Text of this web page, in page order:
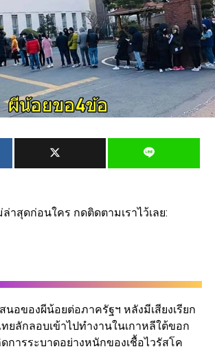
าสุดก่อนใคร กดติดตามเราไว้เลย:
นอของผีน้อยต่อภาครัฐฯ หลังมีเสียงเรียก
ทยลักลอบเข้าไปทำงานในเกาหลีใต้ขอก
ดการระบาดอย่างหนักของเชื้อไวรัสโค